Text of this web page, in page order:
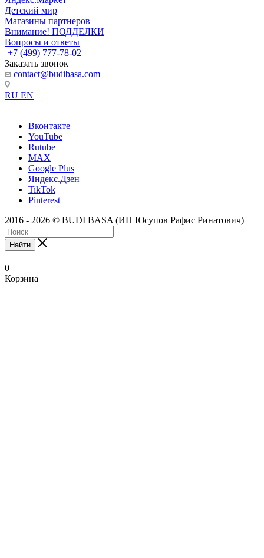
Детский мир
Магазины партнеров
Внимание! ПОДДЕЛКИ
Вопросы и ответы
+7 (499) 777-78-02
Заказать звонок
contact@budibasa.com
RU EN
Вконтакте
YouTube
Rutube
MAX
Google Plus
Яндекс.Дзен
TikTok
Pinterest
2016 - 2026 © BUDI BASA (ИП Юсупов Рафис Ринатович)
Найти
0
Корзина